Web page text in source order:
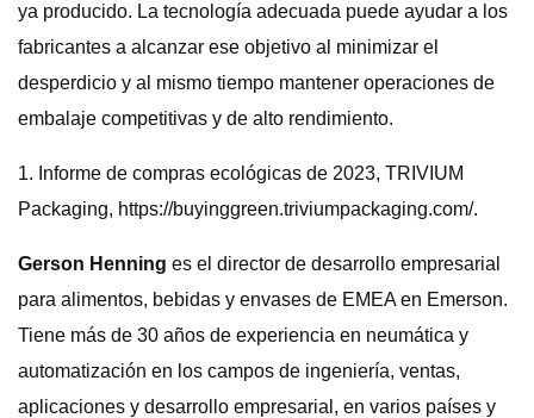
ya producido. La tecnología adecuada puede ayudar a los
fabricantes a alcanzar ese objetivo al minimizar el
desperdicio y al mismo tiempo mantener operaciones de
embalaje competitivas y de alto rendimiento.
1. Informe de compras ecológicas de 2023, TRIVIUM
Packaging, https://buyinggreen.triviumpackaging.com/.
Gerson Henning es el director de desarrollo empresarial
para alimentos, bebidas y envases de EMEA en Emerson.
Tiene más de 30 años de experiencia en neumática y
automatización en los campos de ingeniería, ventas,
aplicaciones y desarrollo empresarial, en varios países y